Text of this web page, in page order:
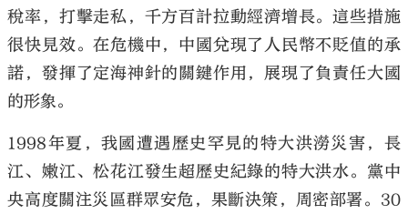
稅率，打擊走私，千方百計拉動經濟增長。這些措施
很快見效。在危機中，中國兌現了人民幣不貶值的承
諾，發揮了定海神針的關鍵作用，展現了負責任大國
的形象。
1998年夏，我國遭遇歷史罕見的特大洪澇災害，長
江、嫩江、松花江發生超歷史紀錄的特大洪水。黨中
央高度關注災區群眾安危，果斷決策，周密部署。30